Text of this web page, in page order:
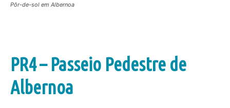
Pôr-de-sol em Albernoa
PR4 – Passeio Pedestre de
Albernoa